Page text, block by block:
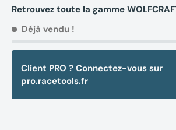
Retrouvez toute la gamme
Déjà vendu !
Client PRO ? Connectez-vous sur
pro.racetools.fr